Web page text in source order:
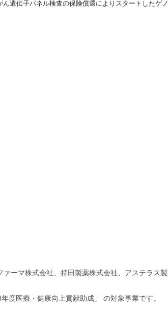
遺伝子パネル検査の保険償還によりスタートしたゲ
ーマ株式会社、持田製薬株式会社、アステラス
療・健康向上貢献助成」 の対象事業です。